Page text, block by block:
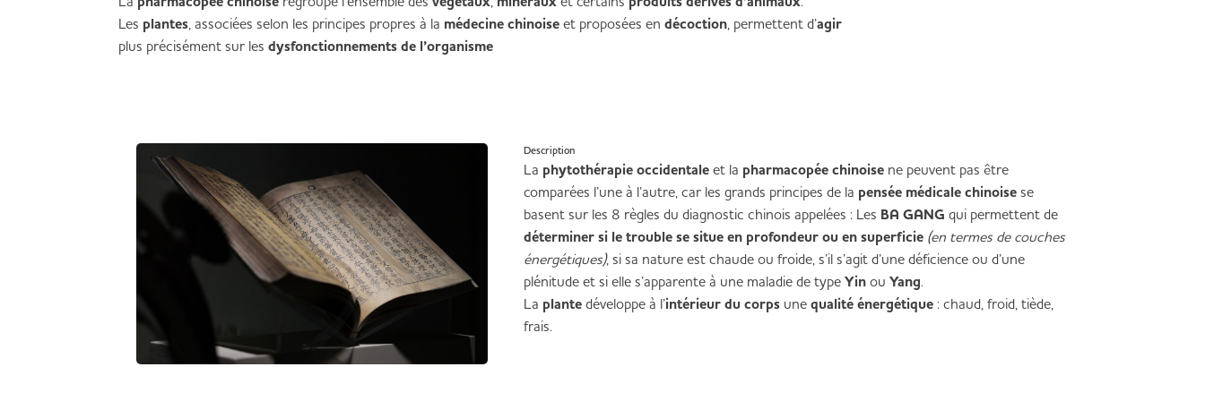
Les plantes, associées selon les principes propres à la médecine chinoiseet proposées en décoction, permettent d’agir
plus précisément sur les dysfonctionnements de l’organisme
Description
La phytothérapie occidentaleet la pharmacopée chinoise ne peuvent pas être
comparées l’une à l’autre, car les grands principes de la pensée médicale chinoisese
basent sur les 8 règles du diagnostic chinois appelées : Les BA GANG qui permettent de
déterminer si le trouble se situe en profondeur ou en superficie (en termes de couches
énergétiques), si sa nature est chaude ou froide, s’il s’agit d’une déficience ou d’une
plénitude et si elle s’apparente à une maladie de typeYinou Yang.
La plantedéveloppe à l’intérieur du corps unequalité énergétique : chaud, froid, tiède,
frais.